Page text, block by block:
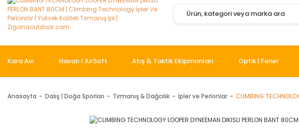
Kara Avı Havalı I AirSoft Atış & Taktik EKipmanları Optik | Fener
Anasayfa Dalış | Doğa Sporları Tırmanış & Dağcılık İpler ve Perlonlar CLIMBING